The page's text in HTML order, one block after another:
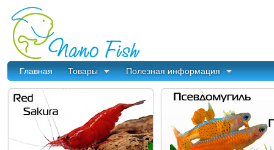
Главная Товары Полезная информация